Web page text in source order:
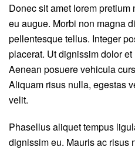
Donec sit amet lorem
eu augue. Morbi non magna
pellentesque tellus. Integer
placerat. Ut dignissim dolor
Aenean posuere vehicula
Aliquam risus nulla, egestas
velit.
Phasellus aliquet tempus
dignissim eu. Mauris ac risus